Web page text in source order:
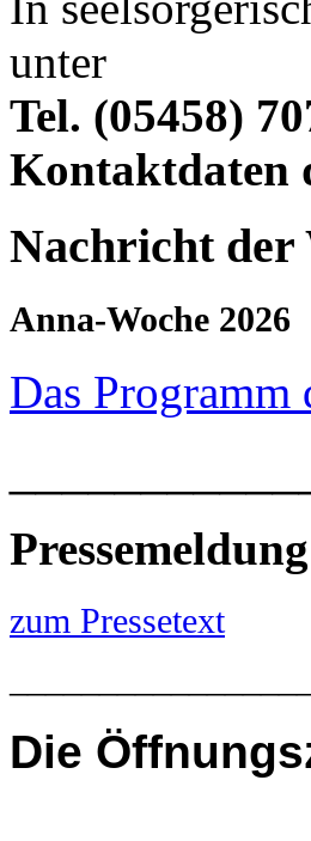
unter
Tel. (05458)
Kontaktdaten
Nachricht der
Anna-Woche 2026
Das Programm
zum Pressetext
Die